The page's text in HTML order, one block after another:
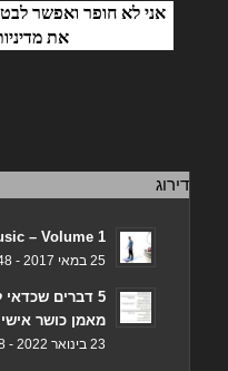
אני לא חופר ואפשר
את
דירוג
– Volume 1
25 במאי 2017 - 8:48 PM
5 דברים
מאמן כושר
23 בינואר 2022 - 5:18 PM